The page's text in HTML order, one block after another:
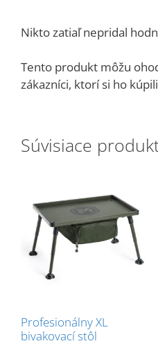
Nikto zatiaľ nepridal
Tento produkt môžu
zákazníci, ktorí si ho
Súvisiace
Profesionálny XL
bivakovací stôl